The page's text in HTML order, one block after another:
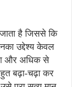
जाता है जिससे कि
उद्देश्य केवल
और अधिक से
बढ़ा-चढ़ा कर